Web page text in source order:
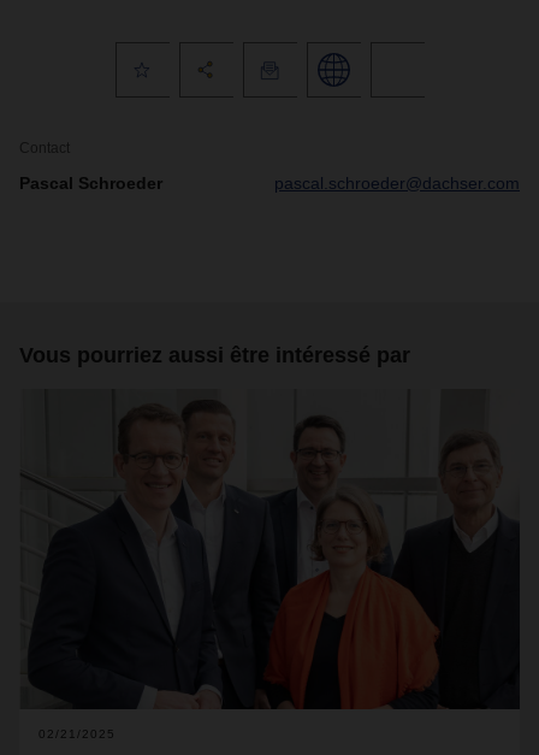
Contact
Pascal Schroeder pascal.schroeder@dachser.com
Vous pourriez aussi être intéressé par
02/21/2025